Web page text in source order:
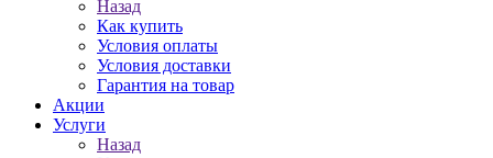
Назад
Как купить
Условия оплаты
Условия доставки
Гарантия на товар
Акции
Услуги
Назад